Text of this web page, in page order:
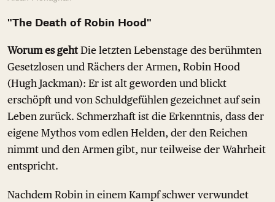
"The Death of Robin Hood"
Worum es gehtDie letzten Lebenstage des berühmten
Gesetzlosen und Rächers der Armen, Robin Hood
(Hugh Jackman): Er ist alt geworden und blickt
erschöpft und von Schuldgefühlen gezeichnet auf sein
Leben zurück. Schmerzhaft ist die Erkenntnis, dass der
eigene Mythos vom edlen Helden, der den Reichen
nimmt und den Armen gibt, nur teilweise der Wahrheit
entspricht.
Nachdem Robin in einem Kampf schwer verwundet